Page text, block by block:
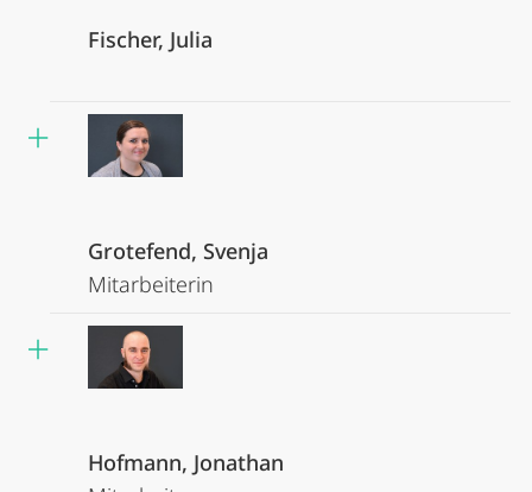
Fischer, Julia
Grotefend, Svenja
Mitarbeiterin
Hofmann, Jonathan